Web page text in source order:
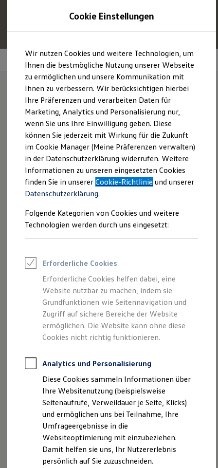
Hauptinhalt
springen
Footer
springen
Profitieren Sie von bis zu6.000 € 1
VolkswagenID. oder
Hybridmodelle.
Mehr zur E‑Auto-Förderung
Modelle und Konfigurator
Konfigurator
Modelle vergleichen
Konfiguration laden
Autosuche
Elektroautos
ENERGY Sondermodelle
Nutzfahrzeuge
SUV und CUV
Familienautos
Kombis
Kompaktwagen
Sportwagen
Schnell verfügbare Fahrzeuge
Angebote und Produkte
Aktuelle Angebote
E-Auto-Förderung
Volkswagen Marktplatz
Elektromobilität bei Gebrauchtwagen
Saisonangebote
Reifenpakete
Leasing
Leasing-Angebote
Gebrauchtwagen Leasing
Junge Gebrauchtwagen-Leasing
Elektroauto Leasing
Kleinwagen-Leasing
Autokredit mit Schlussrate
Versicherungen und Garantien
Kfz-Versicherung
Restschuldversicherungen
Garantien
Wartungsverträge
Geschäftskunden
Professional Class bei Volkswagen
Großkunden
Behörden
Direktkunden
Sonderfahrzeuge
Ausstattungslinien
EinID.3Neo. Drei
Varianten.
ID.3Neo Ausstattungslinien im Überblick
Entdecken Sie, was die ID.3Neo Ausstattungslinien
auszeichnet und finden Sie Ihren persönlichen Favoriten.
durchdachte Serienausstattung. 18-Zoll Stahlräder
unterstreichen den klaren Auftritt. Im Innenraum sorgen das
26 cm (10,2 Zoll) große Fahrerinformationsdisplay „ID.
Cockpit“ und der 32,7 cm (12,9 Zoll) große Touchscreen für
eine übersichtliche, leicht verständliche Bedienung. Vier
elektrische Fensterheber sowie eine Klimabedienleiste mit
physischen Tasten unter dem Touch-Display machen die
Steuerung im Alltag angenehm und intuitiv.
Das Multifunktionslenkrad sowie Assistenzsysteme wie der
Cookie Einstellungen
Wir nutzen Cookies und weitere Technologien, um
Ihnen die bestmögliche Nutzung unserer Webseite
zu ermöglichen und unsere Kommunikation mit
Ihnen zu verbessern. Wir berücksichtigen hierbei
Ihre Präferenzen und verarbeiten Daten für
Marketing, Analytics und Personalisierung nur,
wenn Sie uns Ihre Einwilligung geben. Diese
können Sie jederzeit mit Wirkung für die Zukunft
im Cookie Manager (Meine Präferenzen verwalten)
in der Datenschutzerklärung widerrufen. Weitere
Informationen zu unseren eingesetzten Cookies
finden Sie in unsererCookie-Richtlinie und unserer
Datenschutzerklärung.
Folgende Kategorien von Cookies und weitere
Technologien werden durch uns eingesetzt:
Erforderliche Cookies
Erforderliche Cookies helfen dabei, eine
Website nutzbar zu machen, indem sie
Grundfunktionen wie Seitennavigation und
Zugriff auf sichere Bereiche der Website
ermöglichen. Die Website kann ohne diese
Cookies nicht richtig funktionieren.
Analytics und Personalisierung
Diese Cookies sammeln Informationen über
Ihre Websitenutzung (beispielsweise
Seitenaufrufe, Verweildauer je Seite, Klicks)
und ermöglichen uns bei Teilnahme, Ihre
Umfrageergebnisse in die
Websiteoptimierung mit einzubeziehen.
Damit helfen sie uns, Ihr Nutzererlebnis
persönlich auf Sie zuzuschneiden.